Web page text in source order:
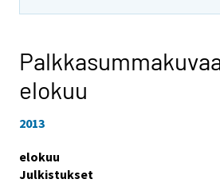
elokuu
2013
elokuu
Julkistukset